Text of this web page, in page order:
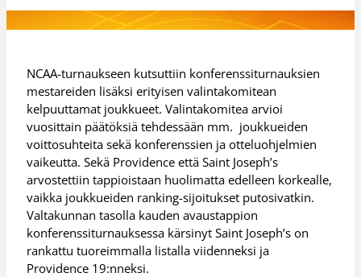
NCAA-turnaukseen kutsuttiin konferenssiturnauksien
mestareiden lisäksi erityisen valintakomitean
kelpuuttamat joukkueet. Valintakomitea arvioi
vuosittain päätöksiä tehdessään mm. joukkueiden
voittosuhteita sekä konferenssien ja otteluohjelmien
vaikeutta. Sekä Providence että Saint Joseph’s
arvostettiin tappioistaan huolimatta edelleen korkealle,
vaikka joukkueiden ranking-sijoitukset putosivatkin.
Valtakunnan tasolla kauden avaustappion
konferenssiturnauksessa kärsinyt Saint Joseph’s on
rankattu tuoreimmalla listalla viidenneksi ja
Providence 19:nneksi.